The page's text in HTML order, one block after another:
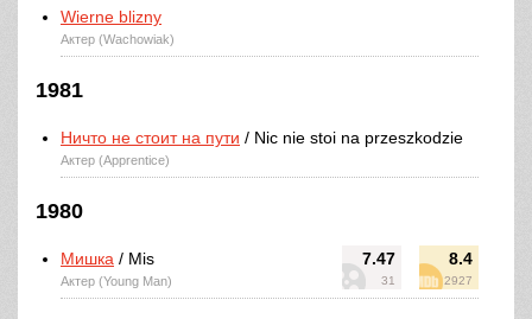
Wierne blizny
Актер (Wachowiak)
1981
Ничто не стоит на пути / Nic nie stoi na przeszkodzie
Актер (Apprentice)
1980
7.47
31
8.4
2927
Мишка / Mis
Актер (Young Man)